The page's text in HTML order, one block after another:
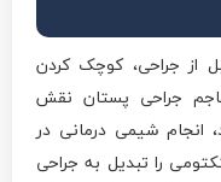
از جراحی، کوچک کردن
جراحی پستان نقش
انجام شیمی درمانی در
را تبدیل به جراحی